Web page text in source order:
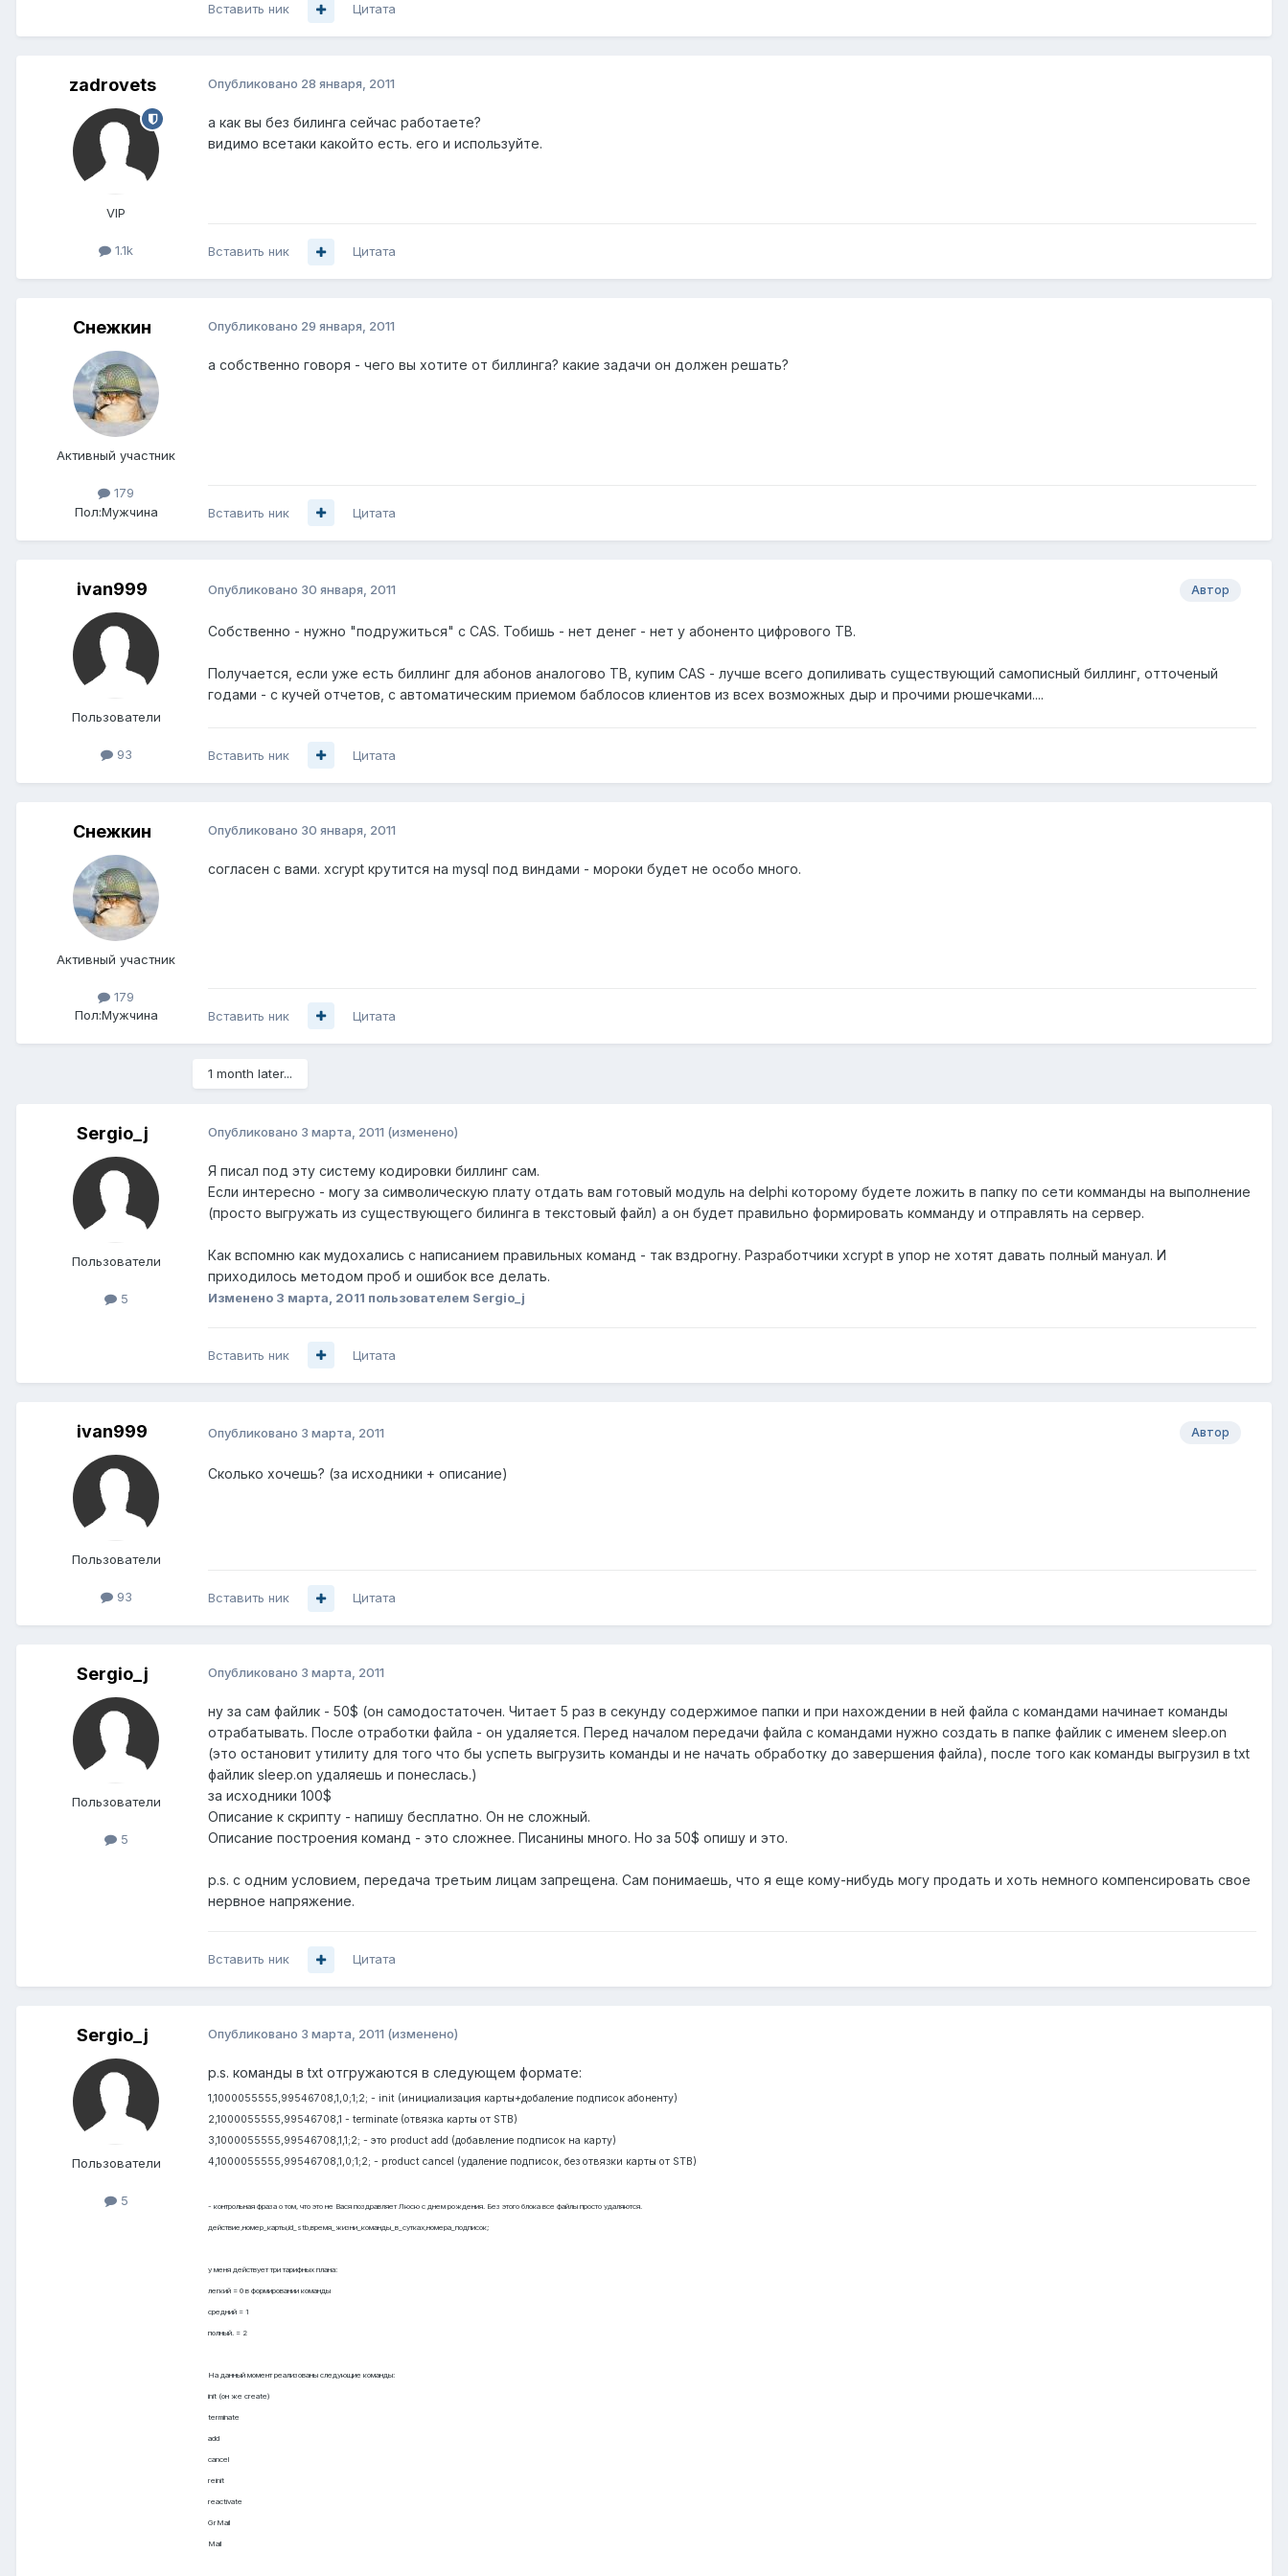
Вставить ник Цитата
zadrovets
VIP
1.1k
Опубликовано 28 января, 2011
а как вы без билинга сейчас работаете?
видимо всетаки какойто есть. его и используйте.
Вставить ник Цитата
Снежкин
Активный участник
179
Пол:Мужчина
Опубликовано 29 января, 2011
а собственно говоря - чего вы хотите от биллинга? какие задачи он должен решать?
Вставить ник Цитата
ivan999
Пользователи
93
Автор
Опубликовано 30 января, 2011
Собственно - нужно "подружиться" с CAS. Тобишь - нет денег - нет у абоненто цифрового ТВ.
Получается, если уже есть биллинг для абонов аналогово ТВ, купим CAS - лучше всего допиливать существующий самописный биллинг, отточеный
годами - с кучей отчетов, с автоматическим приемом баблосов клиентов из всех возможных дыр и прочими рюшечками....
Вставить ник Цитата
Снежкин
Активный участник
179
Пол:Мужчина
Опубликовано 30 января, 2011
согласен с вами. xcrypt крутится на mysql под виндами - мороки будет не особо много.
Вставить ник Цитата
1 month later...
Sergio_j
Пользователи
5
Опубликовано 3 марта, 2011 (изменено)
Я писал под эту систему кодировки биллинг сам.
Если интересно - могу за символическую плату отдать вам готовый модуль на delphi которому будете ложить в папку по сети комманды на выполнение
(просто выгружать из существующего билинга в текстовый файл) а он будет правильно формировать комманду и отправлять на сервер.
Как вспомню как мудохались с написанием правильных команд - так вздрогну. Разработчики xcrypt в упор не хотят давать полный мануал. И
приходилось методом проб и ошибок все делать.
Изменено 3 марта, 2011 пользователем Sergio_j
Вставить ник Цитата
ivan999
Пользователи
93
Автор
Опубликовано 3 марта, 2011
Сколько хочешь? (за исходники + описание)
Вставить ник Цитата
Sergio_j
Пользователи
5
Опубликовано 3 марта, 2011
ну за сам файлик - 50$ (он самодостаточен. Читает 5 раз в секунду содержимое папки и при нахождении в ней файла с командами начинает команды
отрабатывать. После отработки файла - он удаляется. Перед началом передачи файла с командами нужно создать в папке файлик с именем sleep.on
(это остановит утилиту для того что бы успеть выгрузить команды и не начать обработку до завершения файла), после того как команды выгрузил в txt
файлик sleep.on удаляешь и понеслась.)
за исходники 100$
Описание к скрипту - напишу бесплатно. Он не сложный.
Описание построения команд - это сложнее. Писанины много. Но за 50$ опишу и это.
p.s. с одним условием, передача третьим лицам запрещена. Сам понимаешь, что я еще кому-нибудь могу продать и хоть немного компенсировать свое
нервное напряжение.
Вставить ник Цитата
Sergio_j
Пользователи
5
Опубликовано 3 марта, 2011 (изменено)
p.s. команды в txt отгружаются в следующем формате:
1,1000055555,99546708,1,0;1;2; - init (инициализация карты+добаление подписок абоненту)
2,1000055555,99546708,1 - terminate (отвязка карты от STB)
3,1000055555,99546708,1,1;2; - это product add (добавление подписок на карту)
4,1000055555,99546708,1,0;1;2; - product cancel (удаление подписок, без отвязки карты от STB)
- контрольная фраза о том, что это не Вася поздравляет Люсю с днем рождения. Без этого блока все файлы просто удаляются.
действие,номер_карты,id_stb,время_жизни_команды_в_сутках,номера_подписок;
у меня действует три тарифных плана:
легкий = 0 в формировании команды
средний = 1
полный. = 2
На данный момент реализованы следующие команды:
init (он же create)
terminate
add
cancel
reinit
reactivate
GrMail
Mail